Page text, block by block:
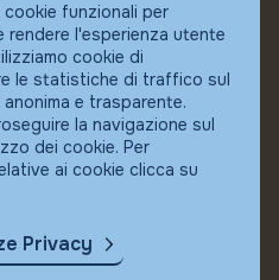
funzionali per
rendere l'esperienza utente
cookie di
le statistiche di traffico sul
e trasparente.
la navigazione sul
dei cookie. Per
ai cookie clicca su
Privacy